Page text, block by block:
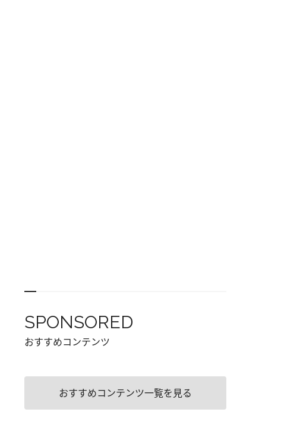
SPONSORED
おすすめコンテンツ
おすすめコンテンツ一覧を見る